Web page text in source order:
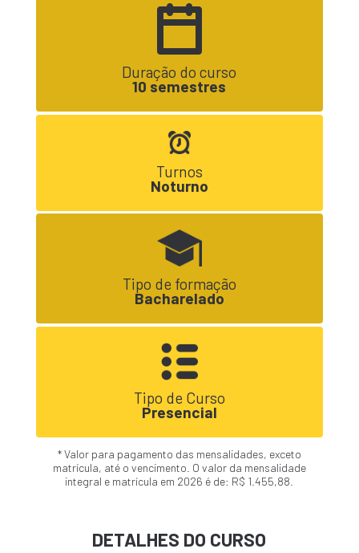
Duração do curso
10 semestres
Turnos
Noturno
Tipo de formação
Bacharelado
Tipo de Curso
Presencial
* Valor para pagamento das mensalidades, exceto
matrícula, até o vencimento. O valor da mensalidade
integral e matrícula em 2026 é de: R$ 1.455,88.
DETALHES DO CURSO